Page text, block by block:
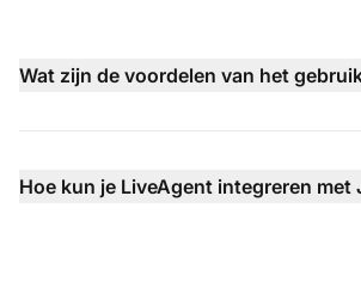
Wat zijn de voordelen van het
Hoe kun je LiveAgent integreren met